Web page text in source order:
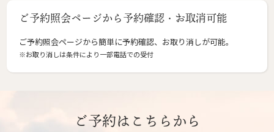
ご予約照会ページから予約確認・お取消可能
ご予約照会ページから簡単に予約確認、お取り消しが可能。
※お取り消しは条件により一部電話での受付
ご予約はこちらから